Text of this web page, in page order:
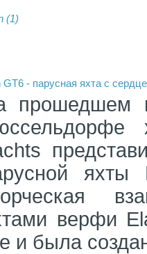
(1)
GT6 - парусная яхта с
прошедшем
яхты
верфи
и была